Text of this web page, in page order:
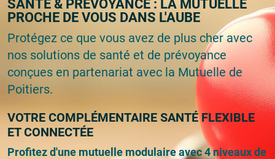
SANTÉ & PRÉVOYANCE : LA MUTUELLE
PROCHE DE VOUS DANS L'AUBE
Protégez ce que vous avez de plus cher avec
nos solutions de santé et de prévoyance
conçues en partenariat avec la Mutuelle de
Poitiers.
VOTRE COMPLÉMENTAIRE SANTÉ FLEXIBLE
ET CONNECTÉE
Profitez d'une mutuelle modulaire avec 4 niveaux de